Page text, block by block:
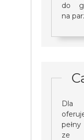
do
na
Dla
ze